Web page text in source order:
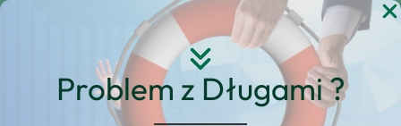
Problem z Długami ?
Przejdź